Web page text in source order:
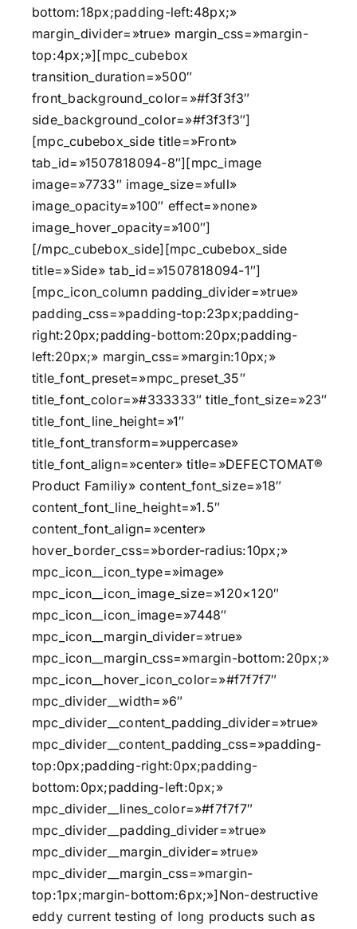
bottom:18px;padding-left:48px;»
margin_divider=»true» margin_css=»margin-
top:4px;»][mpc_cubebox
transition_duration=»500″
front_background_color=»#f3f3f3″
side_background_color=»#f3f3f3″]
[mpc_cubebox_side title=»Front»
tab_id=»1507818094-8″][mpc_image
image=»7733″ image_size=»full»
image_opacity=»100″ effect=»none»
image_hover_opacity=»100″]
[/mpc_cubebox_side][mpc_cubebox_side
title=»Side» tab_id=»1507818094-1″]
[mpc_icon_column padding_divider=»true»
padding_css=»padding-top:23px;padding-
right:20px;padding-bottom:20px;padding-
left:20px;» margin_css=»margin:10px;»
title_font_preset=»mpc_preset_35″
title_font_color=»#333333″ title_font_size=»23″
title_font_line_height=»1″
title_font_transform=»uppercase»
title_font_align=»center» title=»DEFECTOMAT®
Product Familiy» content_font_size=»18″
content_font_line_height=»1.5″
content_font_align=»center»
hover_border_css=»border-radius:10px;»
mpc_icon__icon_type=»image»
mpc_icon__icon_image_size=»120×120″
mpc_icon__icon_image=»7448″
mpc_icon__margin_divider=»true»
mpc_icon__margin_css=»margin-bottom:20px;»
mpc_icon__hover_icon_color=»#f7f7f7″
mpc_divider__width=»6″
mpc_divider__content_padding_divider=»true»
mpc_divider__content_padding_css=»padding-
top:0px;padding-right:0px;padding-
bottom:0px;padding-left:0px;»
mpc_divider__lines_color=»#f7f7f7″
mpc_divider__padding_divider=»true»
mpc_divider__margin_divider=»true»
mpc_divider__margin_css=»margin-
top:1px;margin-bottom:6px;»]Non-destructive
eddy current testing of long products such as